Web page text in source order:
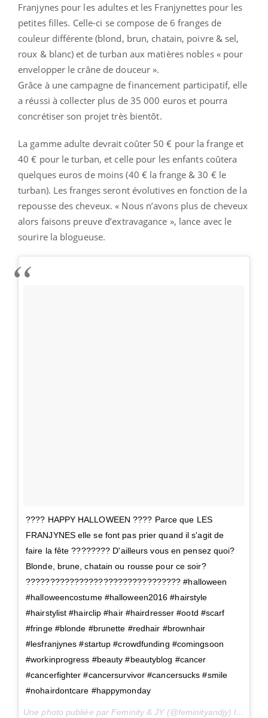
Franjynes pour les adultes et les Franjynettes pour les
petites filles. Celle-ci se compose de 6 franges de
couleur différente (blond, brun, chatain, poivre & sel,
roux & blanc) et de turban aux matières nobles « pour
envelopper le crâne de douceur ».
Grâce à une campagne de financement participatif, elle
a réussi à collecter plus de 35 000 euros et pourra
concrétiser son projet très bientôt.
La gamme adulte devrait coûter 50 € pour la frange et
40 € pour le turban, et celle pour les enfants coûtera
quelques euros de moins (40 € la frange & 30 € le
turban). Les franges seront évolutives en fonction de la
repousse des cheveux. « Nous n’avons plus de cheveux
alors faisons preuve d’extravagance », lance avec le
sourire la blogueuse.
???? HAPPY HALLOWEEN ???? Parce que LES
FRANJYNES elle se font pas prier quand il s'agit de
faire la fête ???????? D'ailleurs vous en pensez quoi?
Blonde, brune, chatain ou rousse pour ce soir?
???????????????????????????????? #halloween
#halloweencostume #halloween2016 #hairstyle
#hairstylist #hairclip #hair #hairdresser #ootd #scarf
#fringe #blonde #brunette #redhair #brownhair
#lesfranjynes #startup #crowdfunding #comingsoon
#workinprogress #beauty #beautyblog #cancer
#cancerfighter #cancersurvivor #cancersucks #smile
#nohairdontcare #happymonday
Une photo publiée par Feminity & JY (@feminityandjy) le